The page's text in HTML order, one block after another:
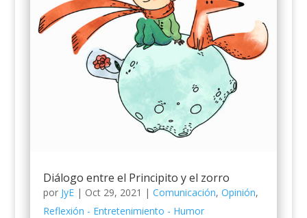
Diálogo entre el Principito y el zorro
por JyE| Oct 29, 2021 | Comunicación, Opinión,
Reflexión - Entretenimiento - Humor